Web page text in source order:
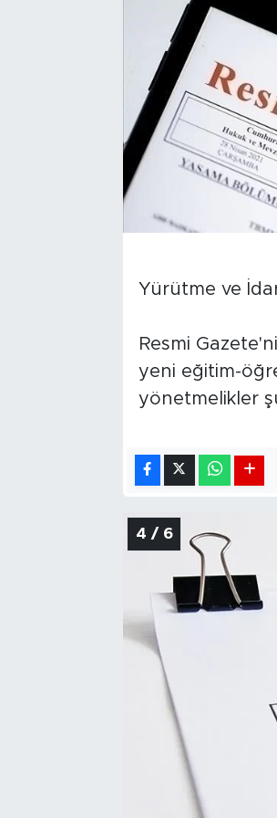
Yürütme ve
Resmi
yeni eğitim-
yönetmelikler
4 / 6